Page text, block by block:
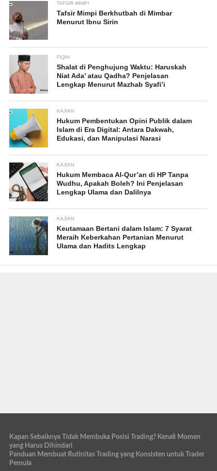
TAFSIR MIMPI
Tafsir Mimpi Berkhutbah di Mimbar
Menurut Ibnu Sirin
FIQIH
Shalat di Penghujung Waktu: Haruskah
Niat Ada’ atau Qadha? Penjelasan
Lengkap Menurut Mazhab Syafi’i
KAJIAN
Hukum Pembentukan Opini Publik dalam
Islam di Era Digital: Antara Dakwah,
Edukasi, dan Manipulasi Narasi
KAJIAN
Hukum Membaca Al-Qur’an di HP Tanpa
Wudhu, Apakah Boleh? Ini Penjelasan
Lengkap Ulama dan Dalilnya
KAJIAN
Keutamaan Bertani dalam Islam: 7 Syarat
Meraih Keberkahan Pertanian Menurut
Ulama dan Hadits Lengkap
Kapan Sebaiknya Tidak Membuka Posisi Trading? Kenali Momen
yang Harus Dihindari
Panduan Membuat Rutinitas Trading yang Konsisten untuk Trader
Pemula